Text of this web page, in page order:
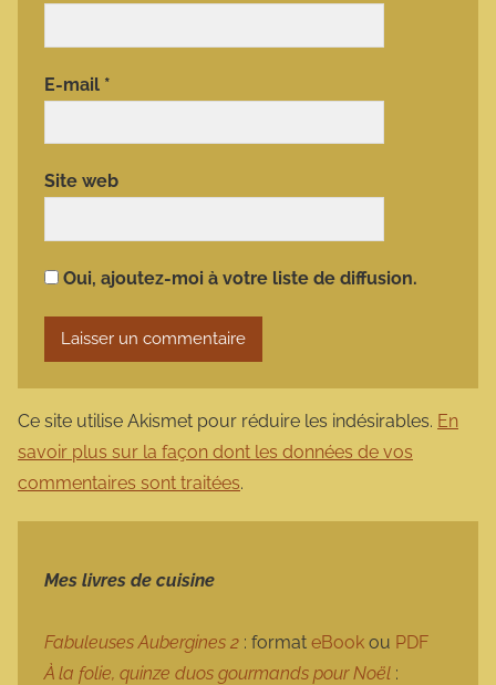
E-mail *
Site web
Oui, ajoutez-moi à votre liste de diffusion.
Ce site utilise Akismet pour réduire les indésirables. En
savoir plus sur la façon dont les données de vos
commentaires sont traitées.
Mes livres de cuisine
Fabuleuses Aubergines 2 : format eBook ou PDF
À la folie, quinze duos gourmands pour Noël :